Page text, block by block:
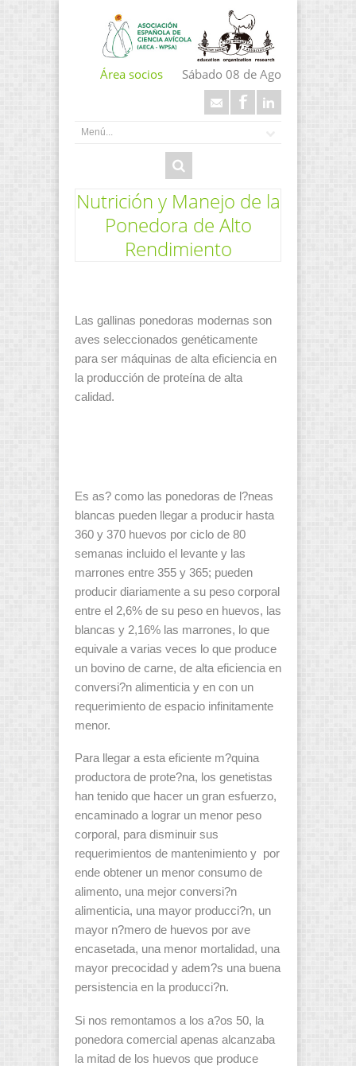
Área socios Sábado 08 de Ago
Nutrición y Manejo de la
Ponedora de Alto
Rendimiento
Las gallinas ponedoras modernas son
aves seleccionados genéticamente
para ser máquinas de alta eficiencia en
la producción de proteína de alta
calidad.
Es as? como las ponedoras de l?neas
blancas pueden llegar a producir hasta
360 y 370 huevos por ciclo de 80
semanas incluido el levante y las
marrones entre 355 y 365; pueden
producir diariamente a su peso corporal
entre el 2,6% de su peso en huevos, las
blancas y 2,16% las marrones, lo que
equivale a varias veces lo que produce
un bovino de carne, de alta eficiencia en
conversi?n alimenticia y en con un
requerimiento de espacio infinitamente
menor.
Para llegar a esta eficiente m?quina
productora de prote?na, los genetistas
han tenido que hacer un gran esfuerzo,
encaminado a lograr un menor peso
corporal, para disminuir sus
requerimientos de mantenimiento y por
ende obtener un menor consumo de
alimento, una mejor conversi?n
alimenticia, una mayor producci?n, un
mayor n?mero de huevos por ave
encasetada, una menor mortalidad, una
mayor precocidad y adem?s una buena
persistencia en la producci?n.
Si nos remontamos a los a?os 50, la
ponedora comercial apenas alcanzaba
la mitad de los huevos que produce